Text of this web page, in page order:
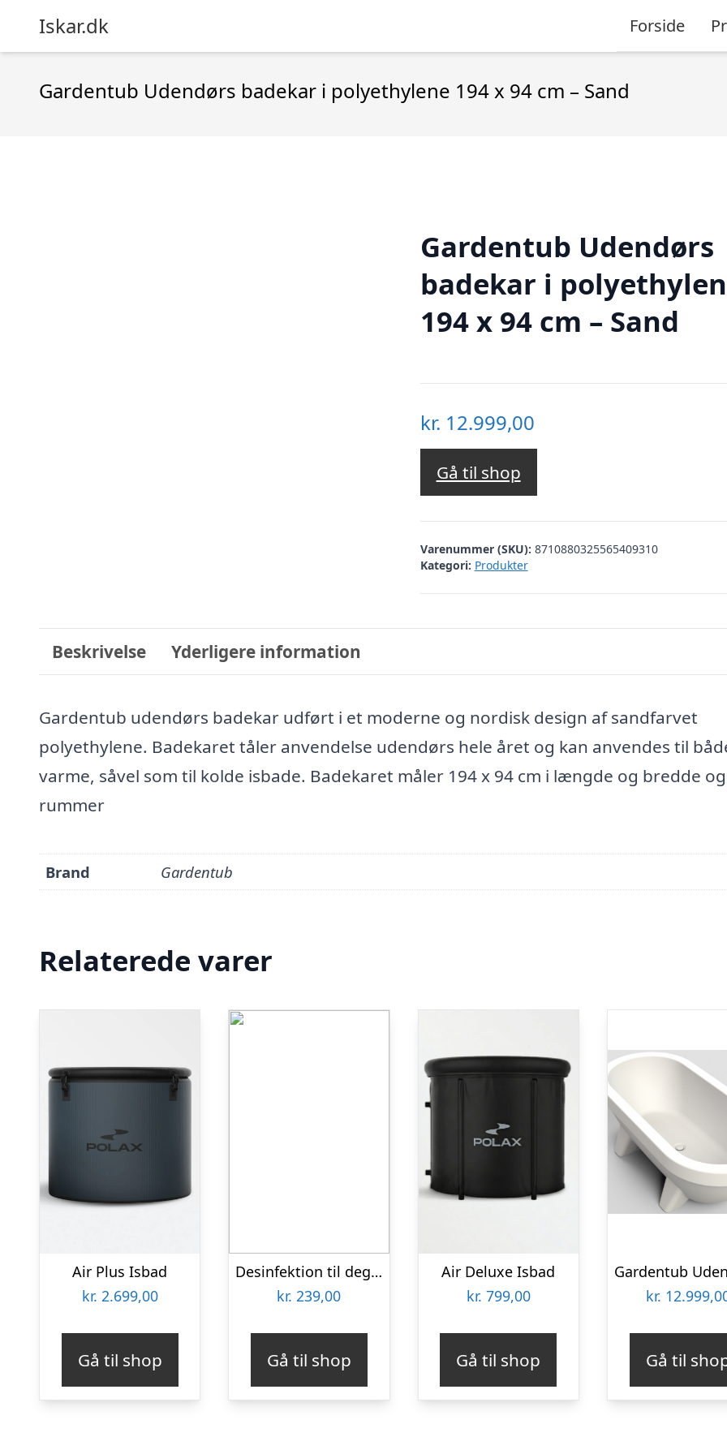
Iskar.dk Forside
Gardentub Udendørs badekar i polyethylene 194 x 94 cm – Sand
Gardentub Udendørs
badekar i
194 x 94 cm – Sand
kr. 12.999,00
Gå til shop
Varenummer (SKU): 8710880325565409310
Kategori: Produkter
Beskrivelse Yderligere information
Gardentub udendørs badekar udført i et moderne og nordisk design af sandfarvet
polyethylene. Badekaret tåler anvendelse udendørs hele året og kan anvendes til
varme, såvel som til kolde isbade. Badekaret måler 194 x 94 cm i længde og bredde og
rummer
Brand Gardentub
Relaterede varer
Air Plus Isbad
kr. 2.699,00
Gå til shop
Desinfektion til degree isbad – SunWac 2
kr. 239,00
Gå til shop
Air Deluxe Isbad
kr. 799,00
Gå til shop
kr.
Gå til